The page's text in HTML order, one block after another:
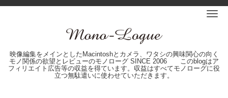
映像編集をメインとしたMacintoshとカメラ、ワタシの興味関心の向く
モノ関係の欲望とレビューのモノローグ SINCE 2006 このblogはア
フィリエイト広告等の収益を得ています。収益はすべてモノローグに役
立つ無駄遣いに使わせていただきます。